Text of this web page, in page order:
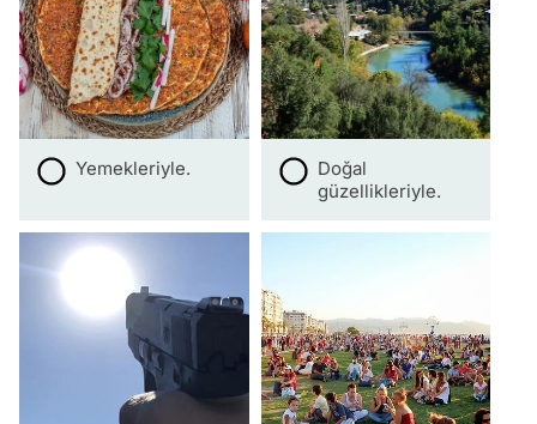
Yemekleriyle.
Doğal
güzellikleriyle.